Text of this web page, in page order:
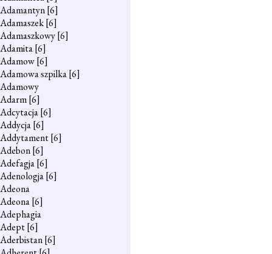
Adamantyn[6]
Adamaszek[6]
Adamaszkowy[6]
Adamita[6]
Adamow[6]
Adamowa szpilka[6]
Adamowy
Adarm[6]
Adcytacja[6]
Addycja[6]
Addytament[6]
Adebon[6]
Adefagja[6]
Adenologja[6]
Adeona
Adeona[6]
Adephagia
Adept[6]
Aderbistan[6]